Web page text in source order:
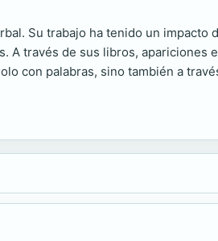
Su trabajo ha tenido un impacto
A través de sus libros, apariciones
con palabras, sino también a